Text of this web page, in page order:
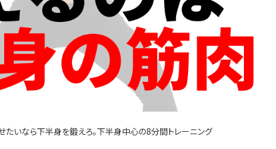
せたいなら下半身を鍛えろ。下半身中心の8分間トレーニング